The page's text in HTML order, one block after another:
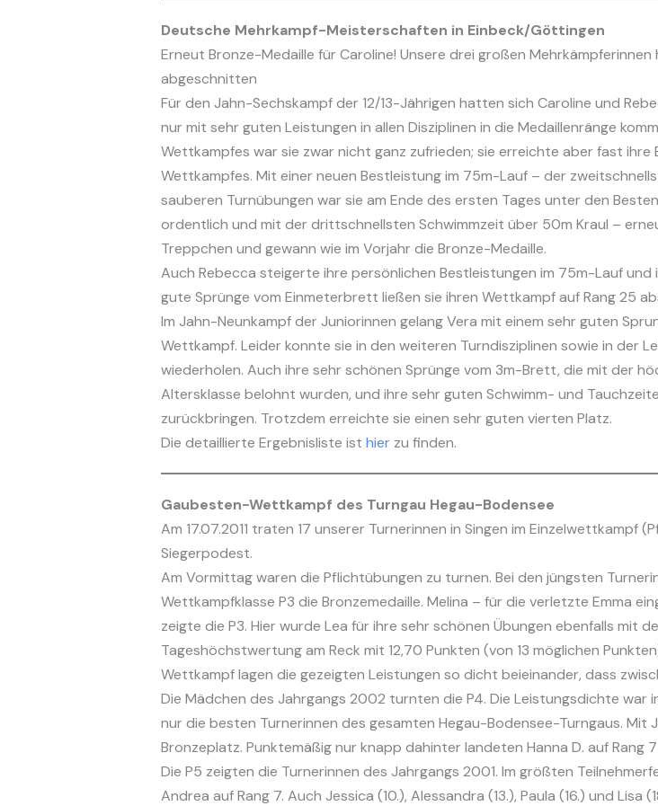
Deutsche Mehrkampf-Meisterschaften in Einbeck/Göttingen
Erneut Bronze-Medaille für Caroline! Unsere drei großen Mehrkämpferinnen
abgeschnitten
Für den Jahn-Sechskampf der 12/13-Jährigen hatten sich Caroline und
nur mit sehr guten Leistungen in allen Disziplinen in die Medaillenränge
Wettkampfes war sie zwar nicht ganz zufrieden; sie erreichte aber fast
Wettkampfes. Mit einer neuen Bestleistung im 75m-Lauf – der
sauberen Turnübungen war sie am Ende des ersten Tages unter den
ordentlich und mit der drittschnellsten Schwimmzeit über 50m Kraul –
Treppchen und gewann wie im Vorjahr die Bronze-Medaille.
Auch Rebecca steigerte ihre persönlichen Bestleistungen im 75m-Lauf
gute Sprünge vom Einmeterbrett ließen sie ihren Wettkampf auf Rang 25
Im Jahn-Neunkampf der Juniorinnen gelang Vera mit einem sehr guten
Wettkampf. Leider konnte sie in den weiteren Turndisziplinen sowie in der
wiederholen. Auch ihre sehr schönen Sprünge vom 3m-Brett, die mit der
Altersklasse belohnt wurden, und ihre sehr guten Schwimm- und
zurückbringen. Trotzdem erreichte sie einen sehr guten vierten Platz.
Die detaillierte Ergebnisliste ist hierzu finden.
Gaubesten-Wettkampf des Turngau Hegau-Bodensee
Am 17.07.2011 traten 17 unserer Turnerinnen in Singen im Einzelwettkampf
Siegerpodest.
Am Vormittag waren die Pflichtübungen zu turnen. Bei den jüngsten
Wettkampfklasse P3 die Bronzemedaille. Melina – für die verletzte Emma
zeigte die P3. Hier wurde Lea für ihre sehr schönen Übungen ebenfalls mit
Tageshöchstwertung am Reck mit 12,70 Punkten (von 13 möglichen
Wettkampf lagen die gezeigten Leistungen so dicht beieinander, dass
Die Mädchen des Jahrgangs 2002 turnten die P4. Die Leistungsdichte
nur die besten Turnerinnen des gesamten Hegau-Bodensee-Turngaus. Mit
Bronzeplatz. Punktemäßig nur knapp dahinter landeten Hanna D. auf Rang
Die P5 zeigten die Turnerinnen des Jahrgangs 2001. Im größten
Andrea auf Rang 7. Auch Jessica (10.), Alessandra (13.), Paula (16.) und Lisa